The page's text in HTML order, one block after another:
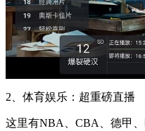
2、体育娱乐：超重磅直播
这里有NBA、CBA、德甲